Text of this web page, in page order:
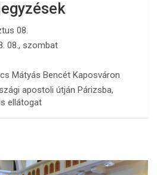
08.
08., szombat
Mátyás Bencét Kaposváron
apostoli útján Párizsba,
ellátogat